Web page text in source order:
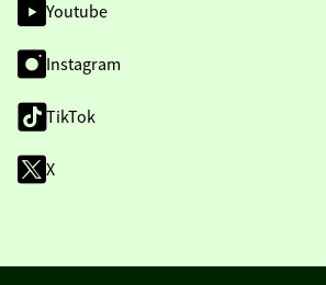
Youtube
Instagram
TikTok
X